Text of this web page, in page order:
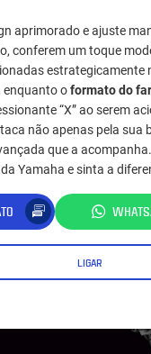
aprimorado e ajuste
conferem um toque
estrategicamente
enquanto oformato do
“X” ao serem
não apenas pela sua
que a
Yamaha e sinta a
LIGAR